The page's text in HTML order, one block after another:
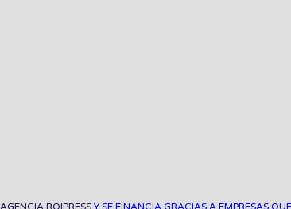
AGENCIA ROIPRESSY SE FINANCIA GRACIAS A EMPRESAS